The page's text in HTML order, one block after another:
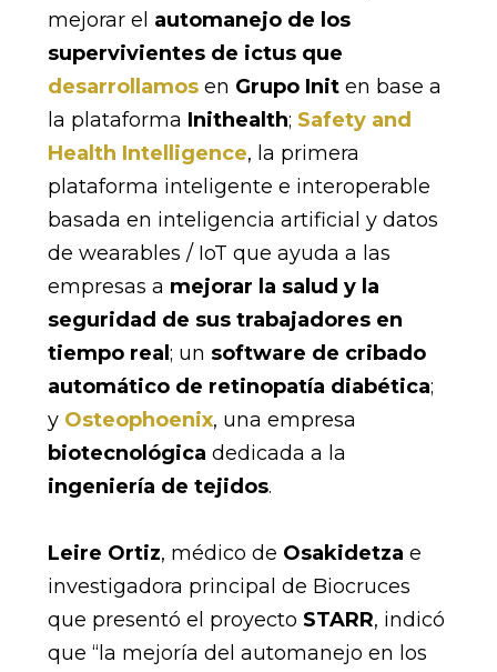
mejorar el automanejo de los
supervivientes de ictus que
desarrollamos en Grupo Init en base a
la plataforma Inithealth; Safety and
Health Intelligence, la primera
plataforma inteligente e interoperable
basada en inteligencia artificial y datos
de wearables / IoT que ayuda a las
empresas a mejorar la salud y la
seguridad de sus trabajadores en
tiempo real ; un software de cribado
automático de retinopatía diabética;
y Osteophoenix, una empresa
biotecnológica dedicada a la
ingeniería de tejidos.
Leire Ortiz, médico de Osakidetza e
investigadora principal de Biocruces
que presentó el proyecto STARR, indicó
que “la mejoría del automanejo en los